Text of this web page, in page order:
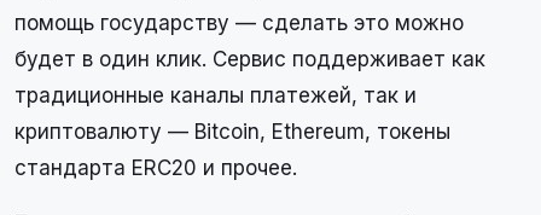
помощь государству — сделать это можно
будет в один клик. Сервис поддерживает как
традиционные каналы платежей, так и
криптовалюту — Bitcoin, Ethereum, токены
стандарта ERC20 и прочее.